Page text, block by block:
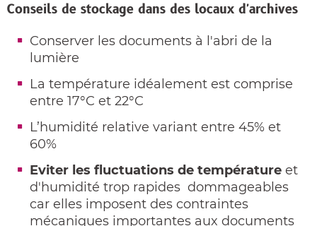
Conseils de stockage dans des locaux d'archives
Conserver les documents à l'abri de la
lumière
La température idéalement est comprise
entre 17°C et 22°C
L’humidité relative variant entre 45% et
60%
Eviter les fluctuations de température et
d'humidité trop rapides dommageables
car elles imposent des contraintes
mécaniques importantes aux documents